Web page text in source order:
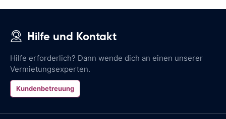
Hilfe und Kontakt
Hilfe erforderlich? Dann wende dich an einen unserer
Vermietungsexperten.
Kundenbetreuung